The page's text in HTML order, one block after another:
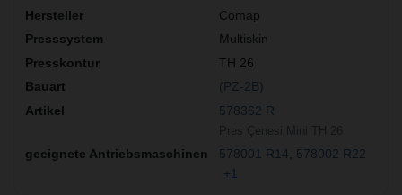
Comap
Multiskin
TH 26
(PZ-2B)
578362 R
578001 R14
578002 R22
+1